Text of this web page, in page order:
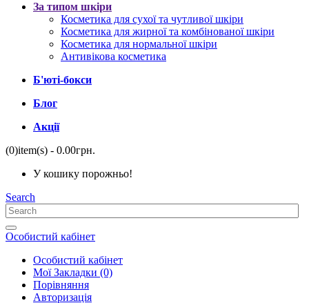
За типом шкіри
Косметика для сухої та чутливої ​​шкіри
Косметика для жирної та комбінованої шкіри
Косметика для нормальної шкіри
Антивікова косметика
Б'юті-бокси
Блог
Акції
(0)item(s) - 0.00грн.
У кошику порожньо!
Search
Особистий кабінет
Особистий кабінет
Мої Закладки (0)
Порівняння
Авторизація